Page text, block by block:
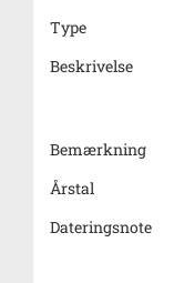
Type
Beskrivelse
Bemærkning
Årstal
Dateringsnote